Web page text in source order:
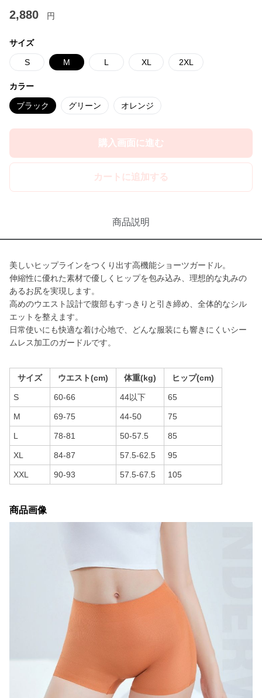
2,880 円
サイズ
S M L XL 2XL
カラー
ブラック グリーン オレンジ
購入画面に進む
カートに追加する
商品説明
美しいヒップラインをつくり出す高機能ショーツガードル。
伸縮性に優れた素材で優しくヒップを包み込み、理想的な丸みの
あるお尻を実現します。
高めのウエスト設計で腹部もすっきりと引き締め、全体的なシル
エットを整えます。
日常使いにも快適な着け心地で、どんな服装にも響きにくいシー
ムレス加工のガードルです。
サイズ ウエスト(cm) 体重(kg) ヒップ(cm)
S 60-66 44以下 65
M 69-75 44-50 75
L 78-81 50-57.5 85
XL 84-87 57.5-62.5 95
XXL 90-93 57.5-67.5 105
商品画像